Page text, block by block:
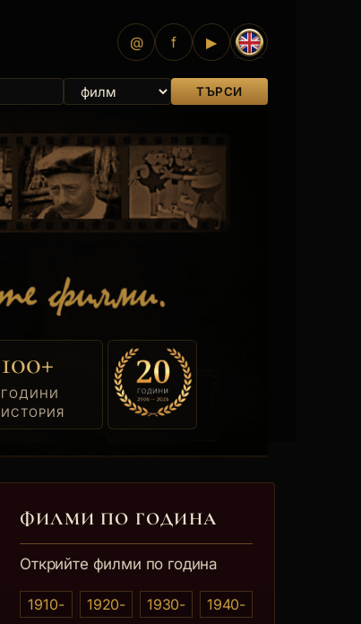
@ f ▶
ТЪРСИ
100+
ГОДИНИ
ИСТОРИЯ
ФИЛМИ ПО ГОДИНА
Открийте филми по година
1910- 1920- 1930-
1940-